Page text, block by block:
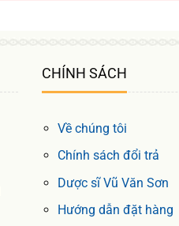
CHÍNH SÁCH
Về chúng tôi
Chính sách đổi trả
Dược sĩ Vũ Văn Sơn
Hướng dẫn đặt hàng